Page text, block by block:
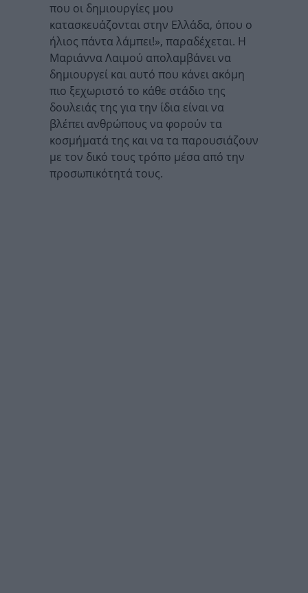
που οι δημιουργίες μου
κατασκευάζονται στην Ελλάδα, όπου ο
ήλιος πάντα λάμπει!», παραδέχεται. Η
Μαριάννα Λαιμού απολαμβάνει να
δημιουργεί και αυτό που κάνει ακόμη
πιο ξεχωριστό το κάθε στάδιο της
δουλειάς της για την ίδια είναι να
βλέπει ανθρώπους να φορούν τα
κοσμήματά της και να τα παρουσιάζουν
με τον δικό τους τρόπο μέσα από την
προσωπικότητά τους.